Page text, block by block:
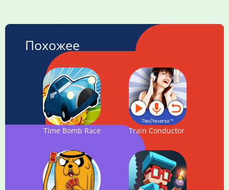
Похожее
Time Bomb Race Train Conductor World